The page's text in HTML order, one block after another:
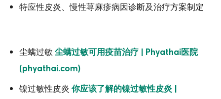
特应性皮炎、慢性荨麻疹病因诊断及治疗方案制定
尘螨过敏尘螨过敏可用疫苗治疗 | Phyathai医院
(phyathai.com)
镍过敏性皮炎你应该了解的镍过敏性皮炎 |